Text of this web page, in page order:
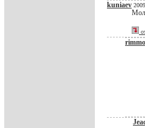
kuniaev